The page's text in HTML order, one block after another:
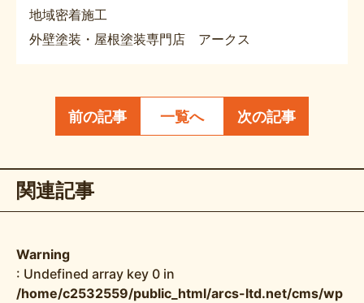
地域密着施工
外壁塗装・屋根塗装専門店 アークス
前の記事 一覧へ 次の記事
関連記事
Warning
: Undefined array key 0 in
/home/c2532559/public_html/arcs-ltd.net/cms/wp